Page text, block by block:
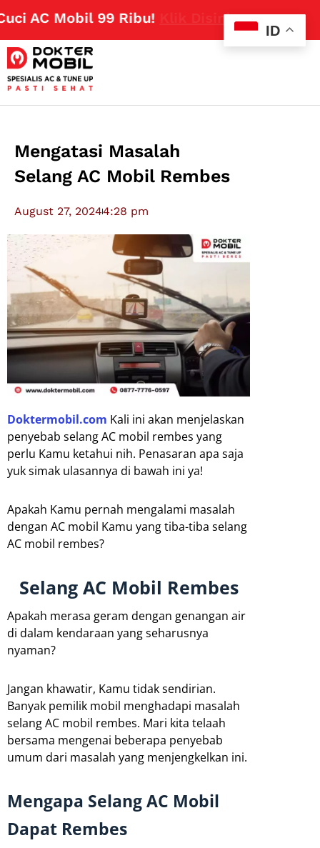
AC Mobil 99 Ribu!Klik Disini
Mengatasi Masalah
Selang AC Mobil Rembes
August 27, 20244:28 pm
Doktermobil.com Kali ini akan menjelaskan
penyebab selang AC mobil rembes yang
perlu Kamu ketahui nih. Penasaran apa saja
yuk simak ulasannya di bawah ini ya!
Apakah Kamu pernah mengalami masalah
dengan AC mobil Kamu yang tiba-tiba selang
AC mobil rembes?
Selang AC Mobil Rembes
Apakah merasa geram dengan genangan air
di dalam kendaraan yang seharusnya
nyaman?
Jangan khawatir, Kamu tidak sendirian.
Banyak pemilik mobil menghadapi masalah
selang AC mobil rembes. Mari kita telaah
bersama mengenai beberapa penyebab
umum dari masalah yang menjengkelkan ini.
Mengapa Selang AC Mobil
Dapat Rembes
ID